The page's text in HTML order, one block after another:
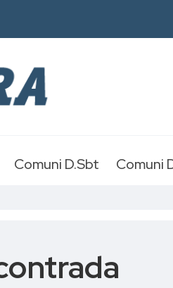
Comuni D.Sbt Comuni